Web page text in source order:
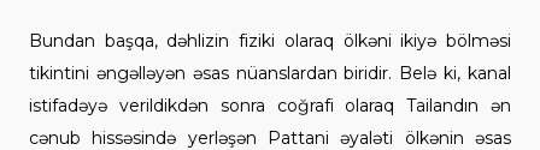
Bundan başqa, dəhlizin fiziki olaraq ölkəni ikiyə bölməsi
tikintini əngəlləyən əsas nüanslardan biridir. Belə ki, kanal
istifadəyə verildikdən sonra coğrafi olaraq Tailandın ən
cənub hissəsində yerləşən Pattani əyaləti ölkənin əsas